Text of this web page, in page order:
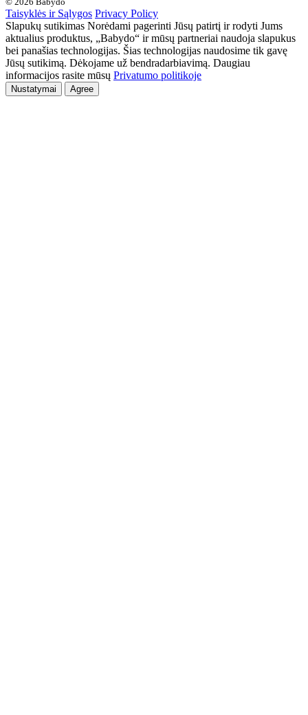
Taisyklės ir Sąlygos Privacy Policy
Slapukų sutikimas Norėdami pagerinti Jūsų patirtį ir rodyti Jums
aktualius produktus, „Babydo“ ir mūsų partneriai naudoja slapukus
bei panašias technologijas. Šias technologijas naudosime tik gavę
Jūsų sutikimą. Dėkojame už bendradarbiavimą. Daugiau
informacijos rasite mūsų Privatumo politikoje
Nustatymai Agree